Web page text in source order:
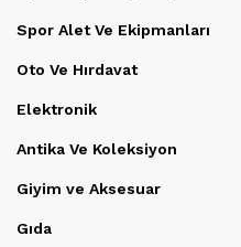
Spor Alet Ve Ekipmanları
Oto Ve Hırdavat
Elektronik
Antika Ve Koleksiyon
Giyim ve Aksesuar
Gıda